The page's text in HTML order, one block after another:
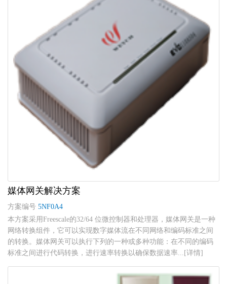
媒体网关解决方案
方案编号 5NF0A4
本方案采用Freescale的32/64 位微控制器和处理器，媒体网关是一种
网络转换组件，它可以实现数字媒体流在不同网络和编码标准之间
的转换。媒体网关可以执行下列的一种或多种功能：在不同的编码
标准之间进行代码转换，进行速率转换以确保数据速率...[详情]